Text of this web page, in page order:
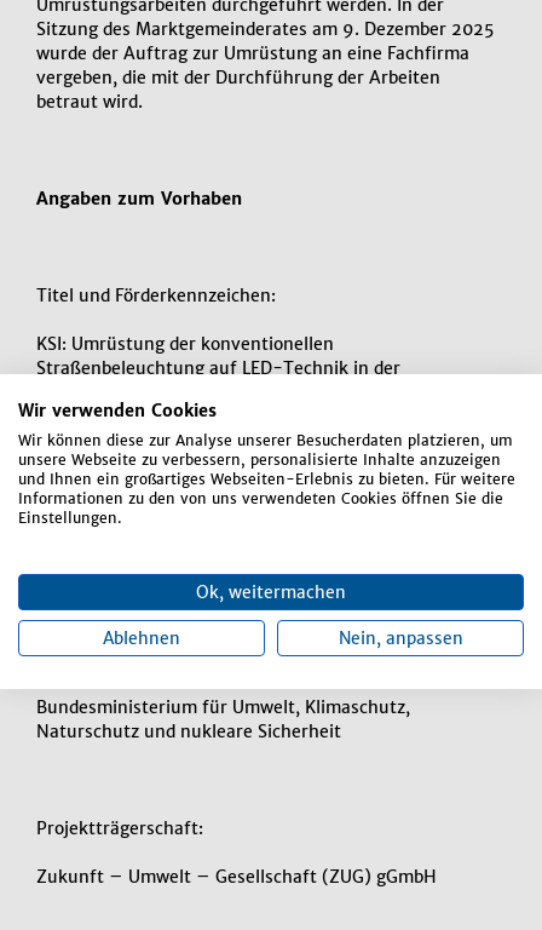
Wir verwenden Cookies
Wir können diese zur Analyse unserer Besucherdaten platzieren, um
unsere Webseite zu verbessern, personalisierte Inhalte anzuzeigen
und Ihnen ein großartiges Webseiten-Erlebnis zu bieten. Für weitere
Informationen zu den von uns verwendeten Cookies öffnen Sie die
Einstellungen.
Ok, weitermachen
Ablehnen Nein, anpassen
Umrüstungsarbeiten durchgeführt werden. In der
Sitzung des Marktgemeinderates am 9. Dezember 2025
wurde der Auftrag zur Umrüstung an eine Fachfirma
vergeben, die mit der Durchführung der Arbeiten
betraut wird.
Angaben zum Vorhaben
Titel und Förderkennzeichen:
KSI: Umrüstung der konventionellen
Straßenbeleuchtung auf LED-Technik in der
Laufzeit:
Fördergeber:
Bundesministerium für Umwelt, Klimaschutz,
Naturschutz und nukleare Sicherheit
Projektträgerschaft:
Zukunft – Umwelt – Gesellschaft (ZUG) gGmbH